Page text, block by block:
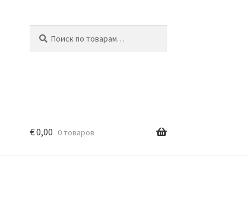
€0,00 0 товаров